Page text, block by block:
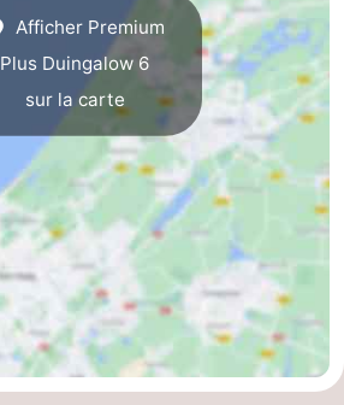
Afficher Premium
Plus Duingalow 6
sur la carte